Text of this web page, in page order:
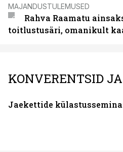
MAJANDUSTULEMUSED
Rahva Raamatu
toitlustusäri, omanikult
KONVERENTSID
Jaekettide